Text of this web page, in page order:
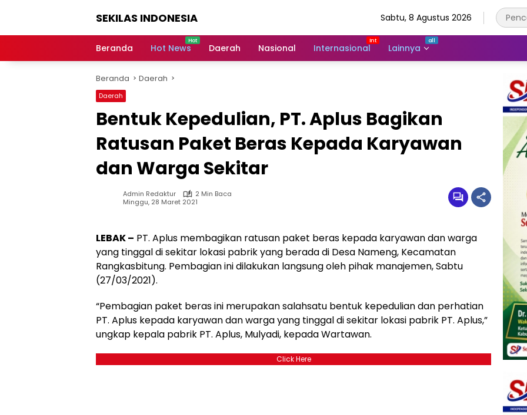
SEKILAS INDONESIA
Terkini,
Latest
World,
Headlines,
News
Sabtu, 8 Agustus 2026
Beranda Hot News Daerah Nasional Internasional Lainnya
Beranda Daerah
Daerah
Bentuk Kepedulian, PT. Aplus Bagikan
Ratusan Paket Beras Kepada Karyawan
dan Warga Sekitar
Admin Redaktur
2 Min Baca
Minggu, 28 Maret 2021
LEBAK – PT. Aplus membagikan ratusan paket beras kepada karyawan dan warga
yang tinggal di sekitar lokasi pabrik yang berada di Desa Nameng, Kecamatan
Rangkasbitung. Pembagian ini dilakukan langsung oleh pihak manajemen, Sabtu
(27/03/2021).
“Pembagian paket beras ini merupakan salahsatu bentuk kepedulian dan perhatian
PT. Aplus kepada karyawan dan warga yang tinggal di sekitar lokasi pabrik PT. Aplus,”
ungkap kepala pabrik PT. Aplus, Mulyadi, kepada Wartawan.
Click Here